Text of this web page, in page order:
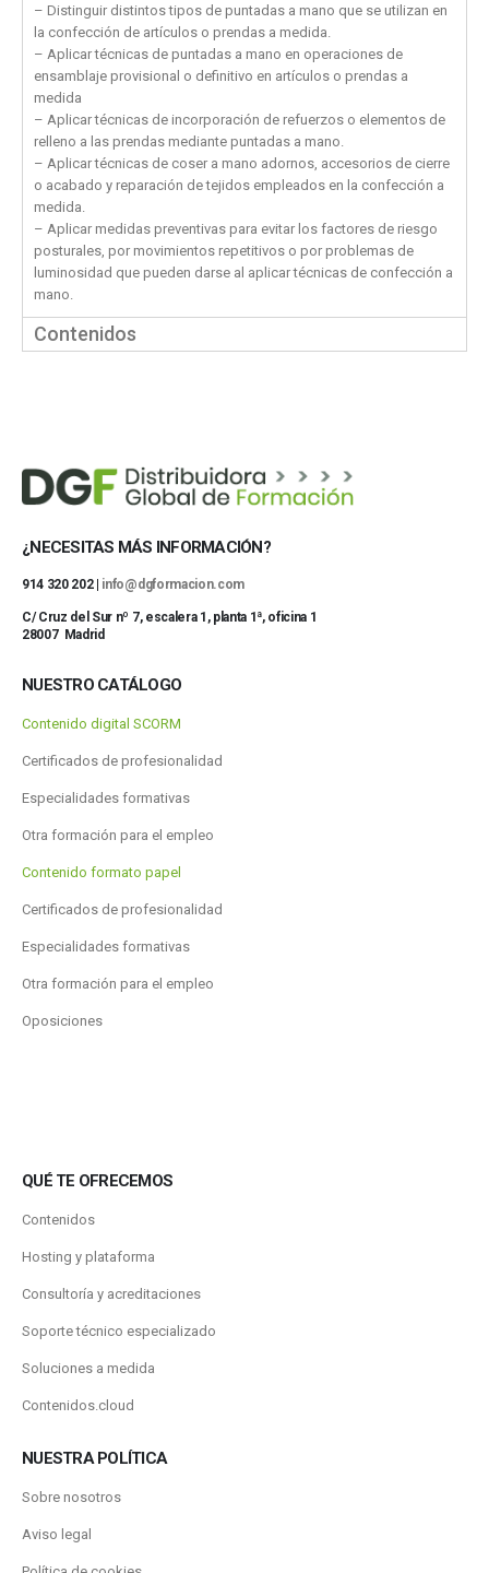
– Distinguir distintos tipos de puntadas a mano que se utilizan en
la confección de artículos o prendas a medida.
– Aplicar técnicas de puntadas a mano en operaciones de
ensamblaje provisional o definitivo en artículos o prendas a
medida
– Aplicar técnicas de incorporación de refuerzos o elementos de
relleno a las prendas mediante puntadas a mano.
– Aplicar técnicas de coser a mano adornos, accesorios de cierre
o acabado y reparación de tejidos empleados en la confección a
medida.
– Aplicar medidas preventivas para evitar los factores de riesgo
posturales, por movimientos repetitivos o por problemas de
luminosidad que pueden darse al aplicar técnicas de confección a
mano.
Contenidos
¿NECESITAS MÁS INFORMACIÓN?
914 320 202 | info@dgformacion.com
C/ Cruz del Sur nº 7, escalera 1, planta 1ª, oficina 1
28007 Madrid
NUESTRO CATÁLOGO
Contenido digital SCORM
Certificados de profesionalidad
Especialidades formativas
Otra formación para el empleo
Contenido formato papel
Certificados de profesionalidad
Especialidades formativas
Otra formación para el empleo
Oposiciones
QUÉ TE OFRECEMOS
Contenidos
Hosting y plataforma
Consultoría y acreditaciones
Soporte técnico especializado
Soluciones a medida
Contenidos.cloud
NUESTRA POLÍTICA
Sobre nosotros
Aviso legal